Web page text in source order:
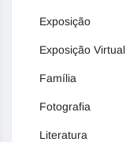
Exposição
Exposição Virtual
Família
Fotografia
Literatura